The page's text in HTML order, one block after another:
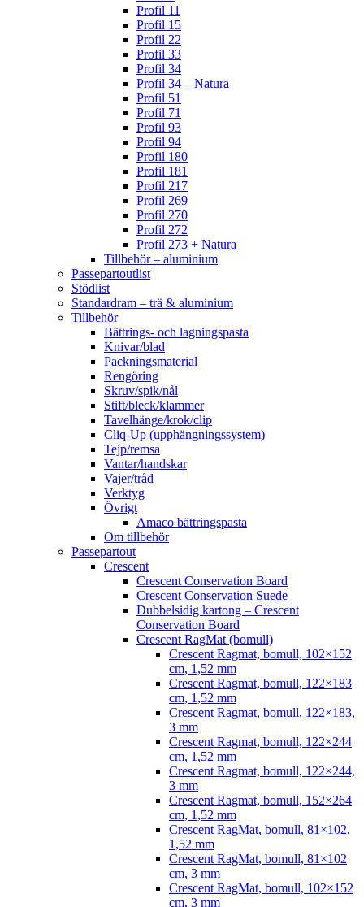
Profil 11
Profil 15
Profil 22
Profil 33
Profil 34
Profil 34 – Natura
Profil 51
Profil 71
Profil 93
Profil 94
Profil 180
Profil 181
Profil 217
Profil 269
Profil 270
Profil 272
Profil 273 + Natura
Tillbehör – aluminium
Passepartoutlist
Stödlist
Standardram – trä & aluminium
Tillbehör
Bättrings- och lagningspasta
Knivar/blad
Packningsmaterial
Rengöring
Skruv/spik/nål
Stift/bleck/klammer
Tavelhänge/krok/clip
Cliq-Up (upphängningssystem)
Tejp/remsa
Vantar/handskar
Vajer/tråd
Verktyg
Övrigt
Amaco bättringspasta
Om tillbehör
Passepartout
Crescent
Crescent Conservation Board
Crescent Conservation Suede
Dubbelsidig kartong – Crescent
Conservation Board
Crescent RagMat (bomull)
Crescent Ragmat, bomull, 102×152
cm, 1,52 mm
Crescent Ragmat, bomull, 122×183
cm, 1,52 mm
Crescent Ragmat, bomull, 122×183,
3 mm
Crescent Ragmat, bomull, 122×244
cm, 1,52 mm
Crescent Ragmat, bomull, 122×244,
3 mm
Crescent Ragmat, bomull, 152×264
cm, 1,52 mm
Crescent RagMat, bomull, 81×102,
1,52 mm
Crescent RagMat, bomull, 81×102
cm, 3 mm
Crescent RagMat, bomull, 102×152
cm, 3 mm